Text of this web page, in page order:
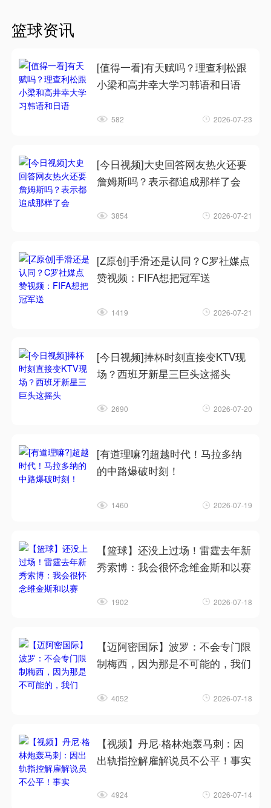
篮球资讯
[值得一看]有天赋吗？理查利松跟
小梁和高井幸大学习韩语和日语
582 2026-07-23
[今日视频]大史回答网友热火还要
詹姆斯吗？表示都追成那样了会
3854 2026-07-21
[Z原创]手滑还是认同？C罗社媒点
赞视频：FIFA想把冠军送
1419 2026-07-21
[今日视频]捧杯时刻直接变KTV现
场？西班牙新星三巨头这摇头
2690 2026-07-20
[有道理嘛?]超越时代！马拉多纳
的中路爆破时刻！
1460 2026-07-19
【篮球】还没上过场！雷霆去年新
秀索博：我会很怀念维金斯和以赛
1902 2026-07-18
【迈阿密国际】波罗：不会专门限
制梅西，因为那是不可能的，我们
4052 2026-07-18
【视频】丹尼·格林炮轰马刺：因
出轨指控解雇解说员不公平！事实
4924 2026-07-14